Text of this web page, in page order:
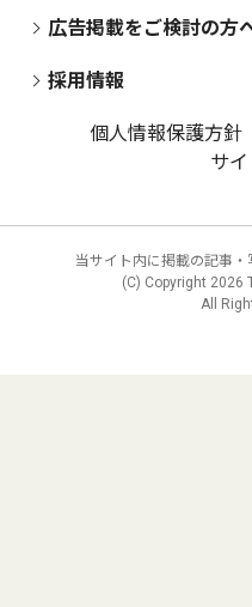
広告掲載をご検討の方
採用情報
個人情報保護方針
サ
当サイト内に掲載の記事・
(C) Copyright 2026
All